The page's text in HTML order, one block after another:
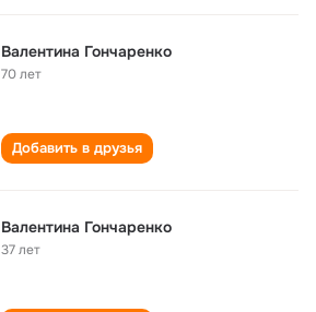
Валентина Гончаренко
70 лет
Добавить в друзья
Валентина Гончаренко
37 лет